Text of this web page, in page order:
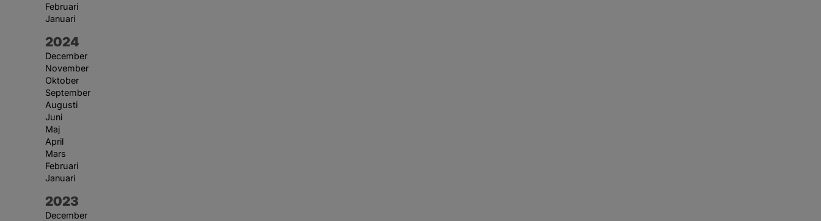
Februari
Januari
År:
2024
December
November
Oktober
September
Augusti
Juni
Maj
April
Mars
Februari
Januari
År:
2023
December